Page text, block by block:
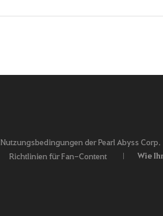
Nutzungsbedingungen der Pearl Abyss Corp.
Richtlinien für Fan-Content
Wie